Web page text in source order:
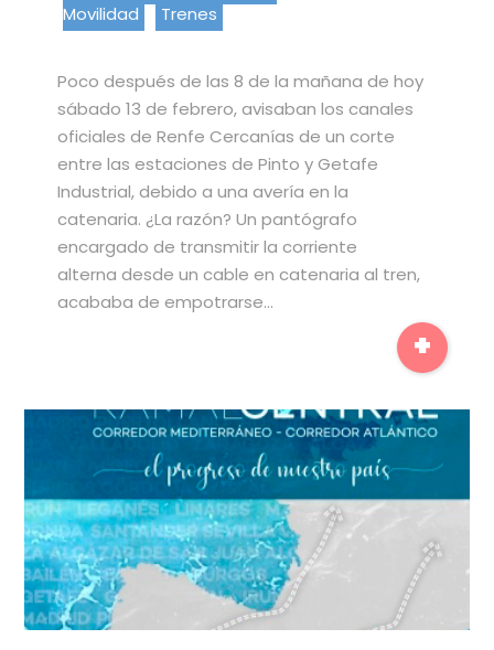
Movilidad
Trenes
Poco después de las 8 de la mañana de hoy
sábado 13 de febrero, avisaban los canales
oficiales de Renfe Cercanías de un corte
entre las estaciones de Pinto y Getafe
Industrial, debido a una avería en la
catenaria. ¿La razón? Un pantógrafo
encargado de transmitir la corriente
alterna desde un cable en catenaria al tren,
acababa de empotrarse…
+